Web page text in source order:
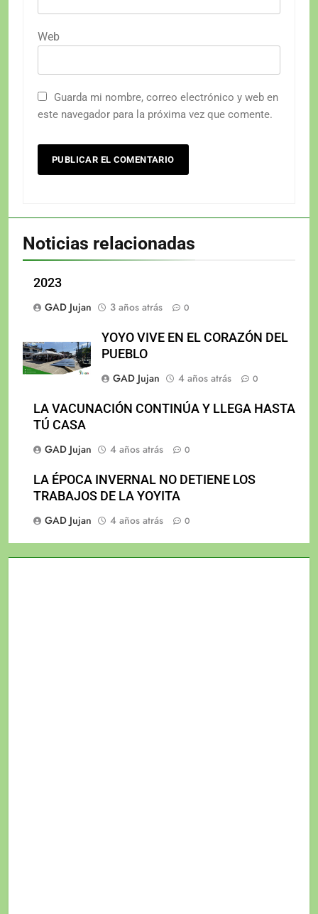
Web
Guarda mi nombre, correo electrónico y web en
este navegador para la próxima vez que comente.
Noticias relacionadas
2023
GAD Jujan
3 años atrás 0
YOYO VIVE EN EL CORAZÓN DEL
PUEBLO
GAD Jujan
4 años atrás 0
LA VACUNACIÓN CONTINÚA Y LLEGA HASTA
TÚ CASA
GAD Jujan
4 años atrás 0
LA ÉPOCA INVERNAL NO DETIENE LOS
TRABAJOS DE LA YOYITA
GAD Jujan
4 años atrás 0